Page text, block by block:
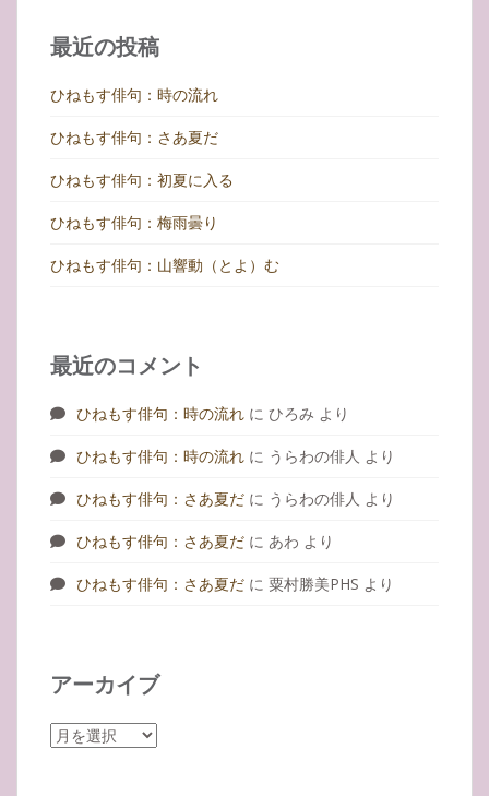
最近の投稿
ひねもす俳句：時の流れ
ひねもす俳句：さあ夏だ
ひねもす俳句：初夏に入る
ひねもす俳句：梅雨曇り
ひねもす俳句：山響動（とよ）む
最近のコメント
ひねもす俳句：時の流れ に ひろみ より
ひねもす俳句：時の流れ に うらわの俳人 より
ひねもす俳句：さあ夏だ に うらわの俳人 より
ひねもす俳句：さあ夏だ に あわ より
ひねもす俳句：さあ夏だ に 粟村勝美PHS より
アーカイブ
ア